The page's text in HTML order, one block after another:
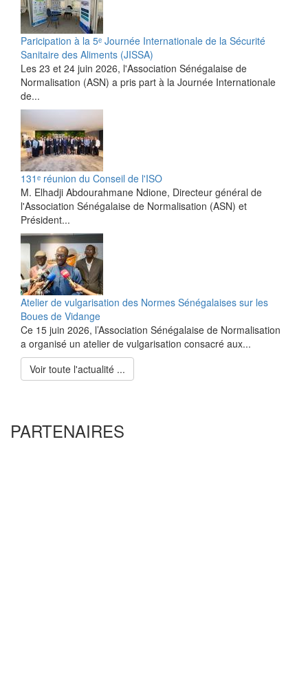
Paricipation à la 5ᵉ Journée Internationale de la Sécurité
Sanitaire des Aliments (JISSA)
‎Les 23 et 24 juin 2026, l'Association Sénégalaise de
Normalisation (ASN) a pris part à la Journée Internationale
de...
131ᵉ réunion du Conseil de l'ISO
M. Elhadji Abdourahmane Ndione, Directeur général de
l'Association Sénégalaise de Normalisation (ASN) et
Président...
Atelier de vulgarisation des Normes Sénégalaises sur les
Boues de Vidange
Ce 15 juin 2026, l’Association Sénégalaise de Normalisation
a organisé un atelier de vulgarisation consacré aux...
Voir toute l'actualité ...
PARTENAIRES